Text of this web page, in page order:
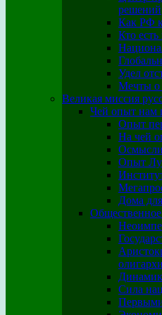
решений
Как РФ
Кто
Удел
Мечты о
Великая миссия
Чей опыт нам
Опыт
На чей
Опыт
Дома
Общественное
Сила